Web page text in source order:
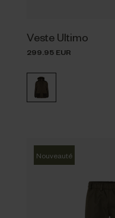
Veste Ultimo
299.95 EUR
Nouveauté